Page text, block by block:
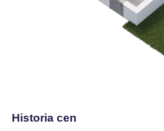
Historia cen